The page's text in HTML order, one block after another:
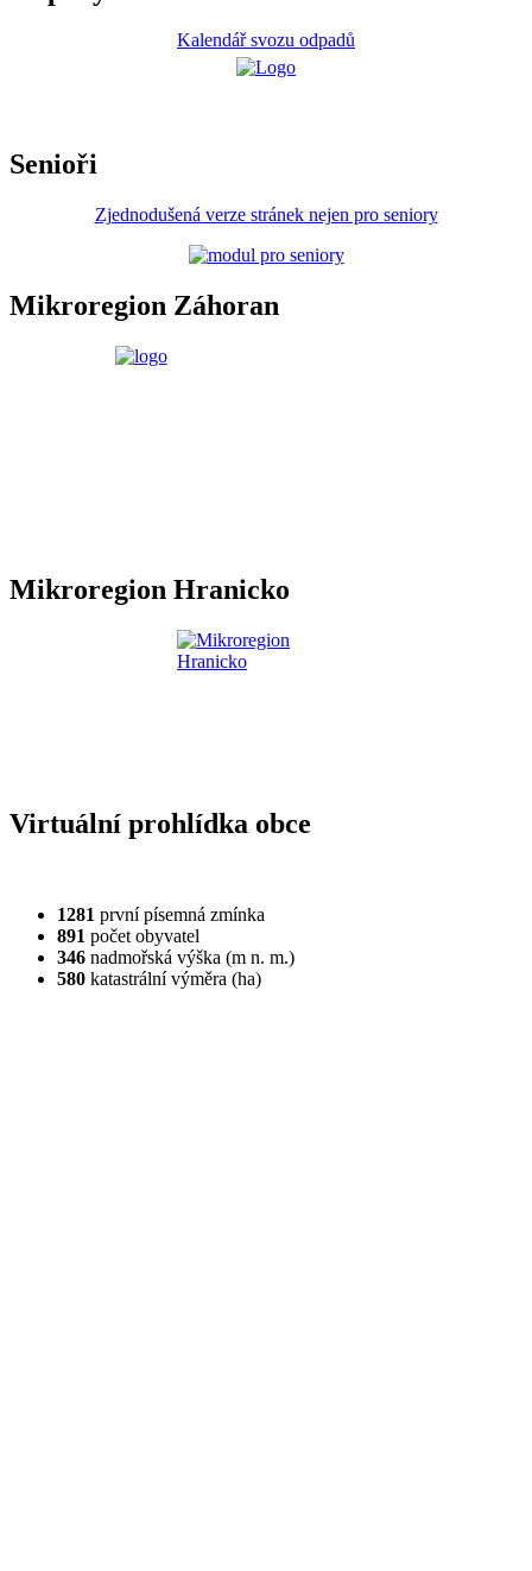
Kalendář svozu odpadů
Senioři
Zjednodušená verze stránek nejen pro seniory
Mikroregion Záhoran
Mikroregion Hranicko
Virtuální prohlídka obce
1281 první písemná zmínka
891 počet obyvatel
346 nadmořská výška (m n. m.)
580 katastrální výměra (ha)